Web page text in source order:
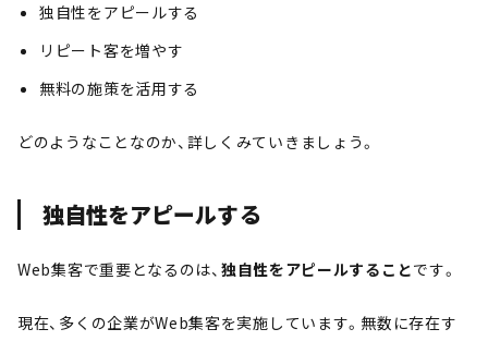
独自性をアピールする
リピート客を増やす
無料の施策を活用する
どのようなことなのか、詳しくみていきましょう。
独自性をアピールする
Web集客で重要となるのは、 独自性をアピールすることです。
現在、多くの企業がWeb集客を実施しています。無数に存在す